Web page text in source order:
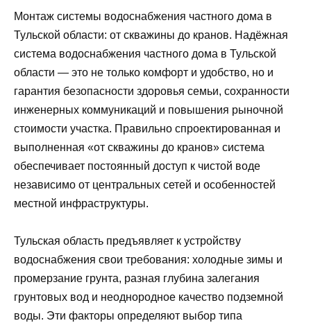
Монтаж системы водоснабжения частного дома в
Тульской области: от скважины до кранов. Надёжная
система водоснабжения частного дома в Тульской
области — это не только комфорт и удобство, но и
гарантия безопасности здоровья семьи, сохранности
инженерных коммуникаций и повышения рыночной
стоимости участка. Правильно спроектированная и
выполненная «от скважины до кранов» система
обеспечивает постоянный доступ к чистой воде
независимо от центральных сетей и особенностей
местной инфраструктуры.
Тульская область предъявляет к устройству
водоснабжения свои требования: холодные зимы и
промерзание грунта, разная глубина залегания
грунтовых вод и неоднородное качество подземной
воды. Эти факторы определяют выбор типа